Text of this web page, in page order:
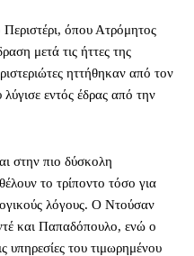
όπου Ατρόμητος
μετά τις ήττες της
ηττήθηκαν από τον
εντός έδρας από την
στην πιο δύσκολη
το τρίποντο τόσο για
λόγους. Ο Ντούσαν
και Παπαδόπουλο, ενώ ο
υπηρεσίες του τιμωρημένου